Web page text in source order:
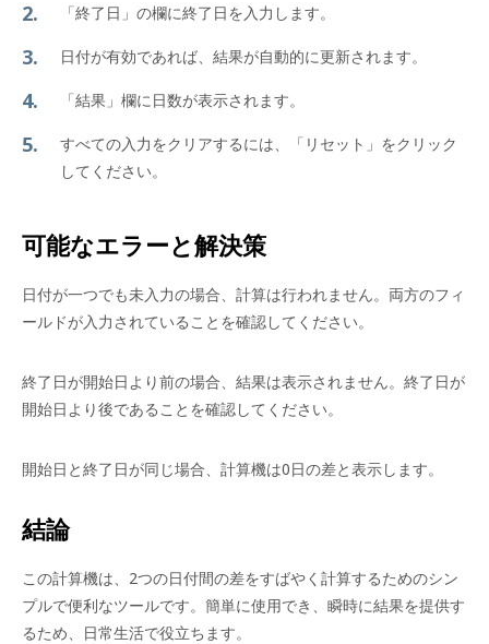
「終了日」の欄に終了日を入力します。
日付が有効であれば、結果が自動的に更新されます。
「結果」欄に日数が表示されます。
すべての入力をクリアするには、「リセット」をクリック
してください。
可能なエラーと解決策
日付が一つでも未入力の場合、計算は行われません。両方のフィ
ールドが入力されていることを確認してください。
終了日が開始日より前の場合、結果は表示されません。終了日が
開始日より後であることを確認してください。
開始日と終了日が同じ場合、計算機は0日の差と表示します。
結論
この計算機は、2つの日付間の差をすばやく計算するためのシン
プルで便利なツールです。簡単に使用でき、瞬時に結果を提供す
るため、日常生活で役立ちます。